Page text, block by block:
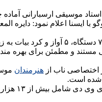
استاد موسیقی ارسبارانی
ایسنا اعلام نمود: دایره
مستند و مطمئن برای بهره
هنرمندان
شده است.